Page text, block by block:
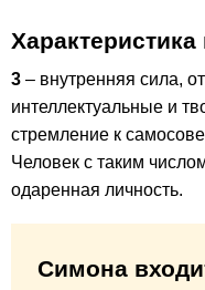
3 – внутренняя сила,
интеллектуальные и
стремление к
Человек с таким
одаренная личность.
Симона